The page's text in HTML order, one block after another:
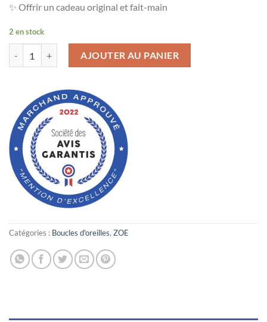
✨ Offrir un cadeau original et fait-main
2 en stock
AJOUTER AU PANIER
Catégories : Boucles d'oreilles, ZOE